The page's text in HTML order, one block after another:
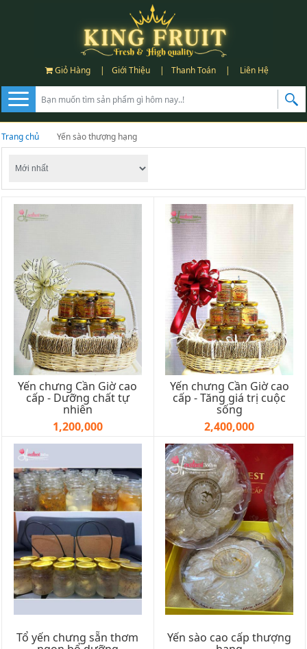
Giỏ Hàng | Giới Thiệu | Thanh Toán | Liên Hệ
Trang chủ Yến sào thượng hạng
Yến chưng Cần Giờ cao
cấp - Dưỡng chất tự
nhiên
1,200,000
Yến chưng Cần Giờ cao
cấp - Tăng giá trị cuộc
sống
2,400,000
Tổ yến chưng sẵn thơm Yến sào cao cấp thượng